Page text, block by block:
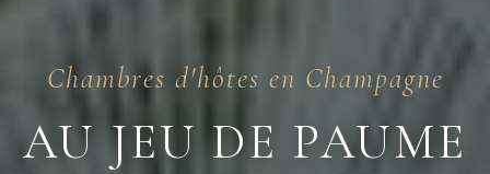
Chambres d'hôtes en Champagne
AU JEU DE PAUME